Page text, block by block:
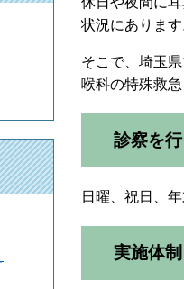
状況にあります
そこで、埼玉
喉科の特殊救急
診察を
日曜、祝日、
実施体制